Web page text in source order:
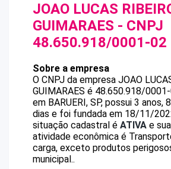
JOAO LUCAS
GUIMARAES - CNPJ
48.650.918/0001-02
Sobre a empresa
O CNPJ da empresa JOAO
GUIMARAES é 48.650.918/
em BARUERI, SP, possui 3 anos,
dias e foi fundada em 18/11/
situação cadastral é ATIVA e
atividade econômica é
carga, exceto produtos
municipal..